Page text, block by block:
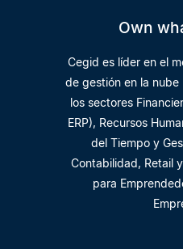
Own
Cegid es líder en el
de gestión en la
los sectores
ERP), Recursos
del Tiempo y
Contabilidad, Retail
para